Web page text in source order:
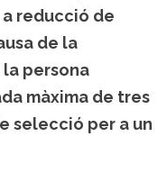
reducció de
de la
la persona
màxima de tres
selecció per a un